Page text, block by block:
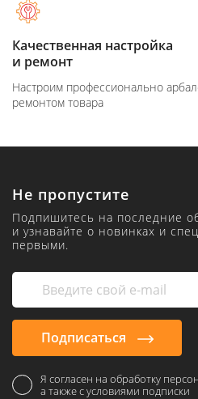
Качественная настройка
и ремонт
Настроим профессионально
ремонтом товара
Не пропустите
Подпишитесь на последние
и узнавайте о новинках и
первыми.
Подписаться
Я согласен на обработку
а также с условиями подписки